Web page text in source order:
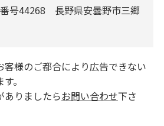
号44268 長野県安曇野市三郷
様のご都合により広告できない
。
ありましたらお問い合わせ下さ